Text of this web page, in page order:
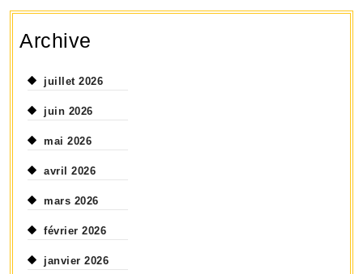
Archive
juillet 2026
juin 2026
mai 2026
avril 2026
mars 2026
février 2026
janvier 2026